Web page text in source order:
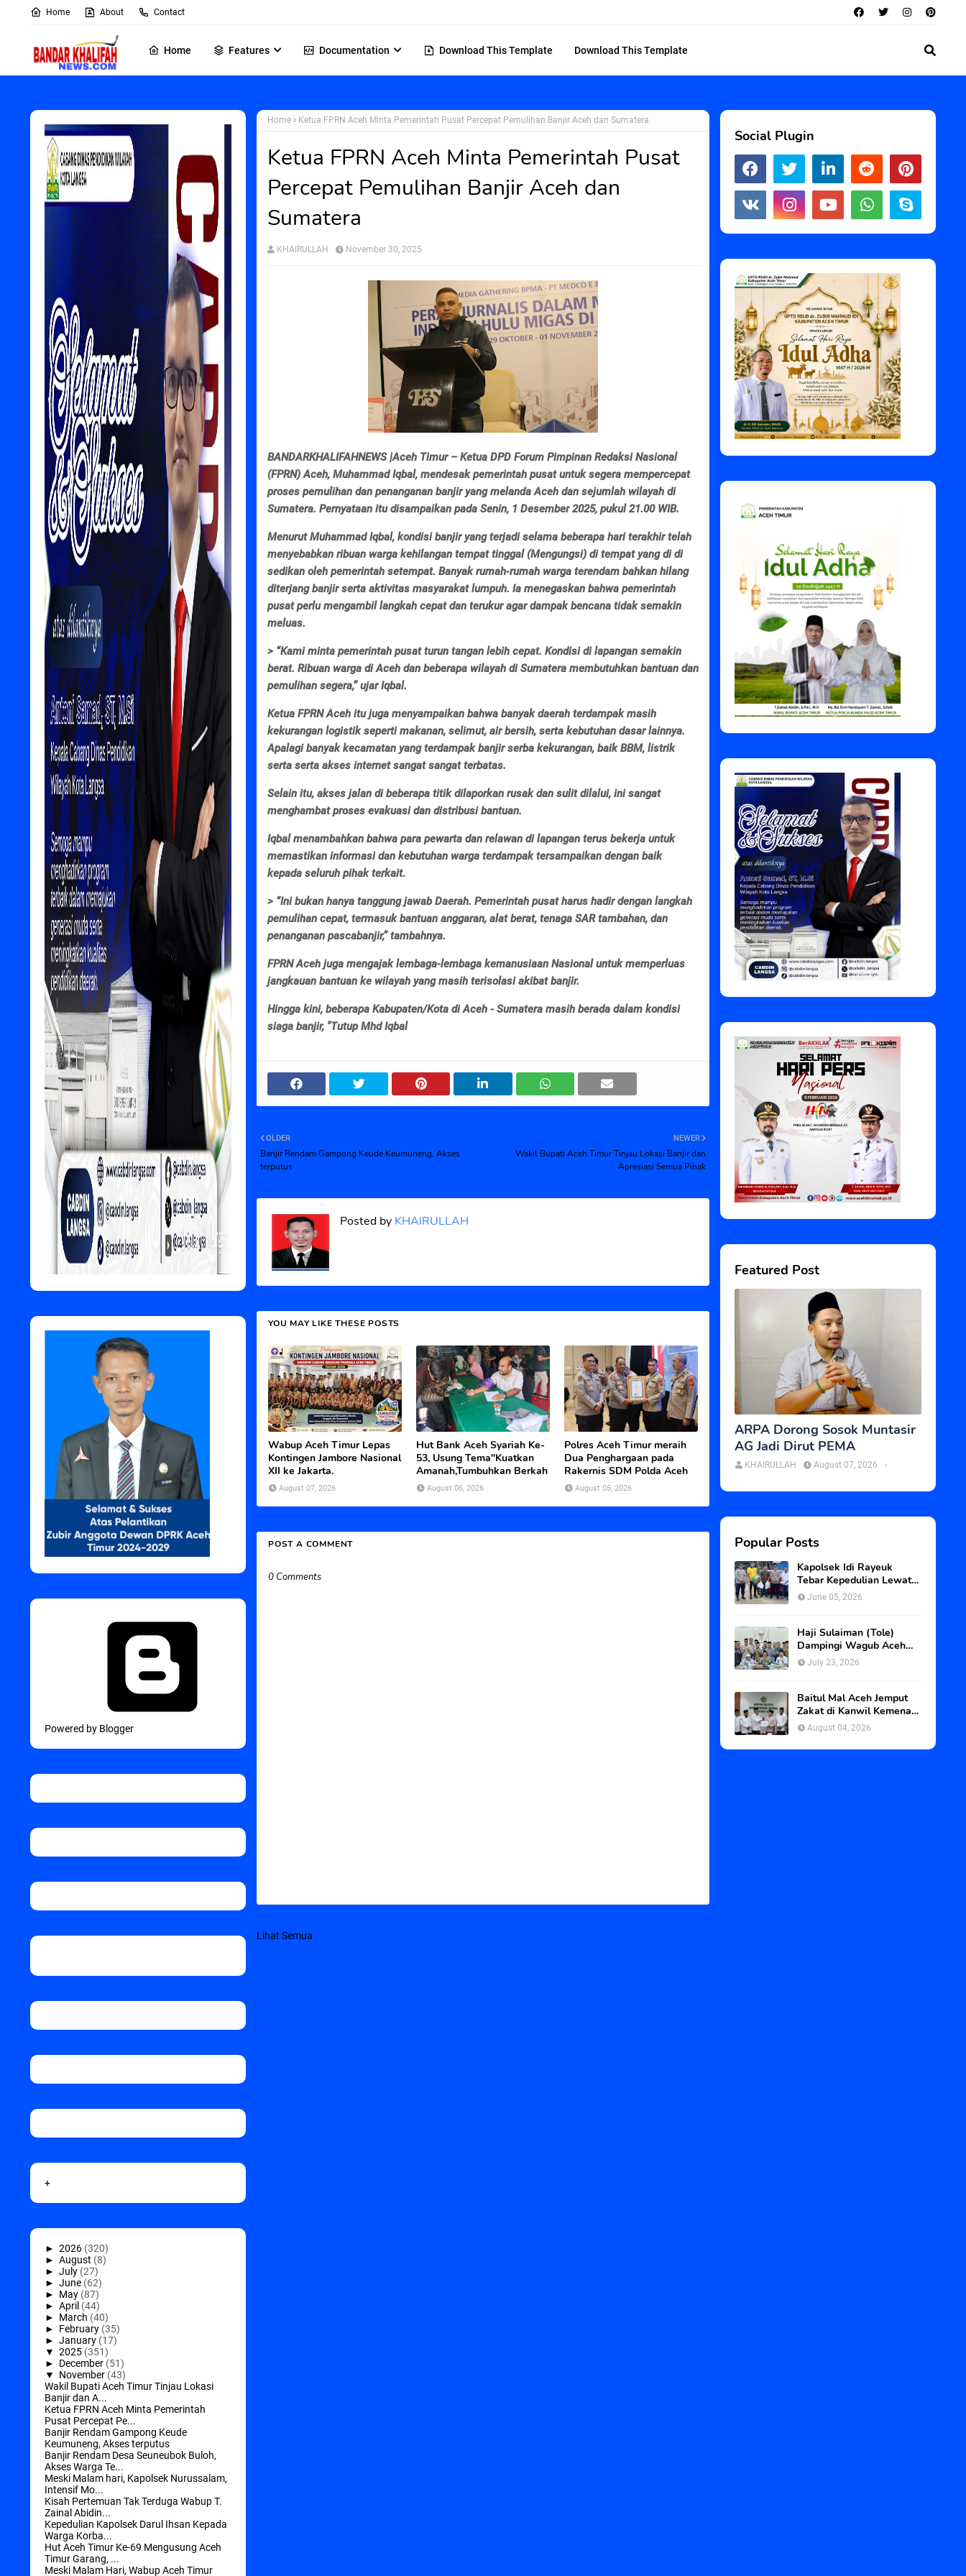
Home About Contact
Home Features Documentation Download This Template Download This Template
Powered by Blogger
+
► 2026 (320)
► August (8)
► July (27)
► June (62)
► May (87)
► April (44)
► March (40)
► February (35)
► January (17)
▼ 2025 (351)
► December (51)
▼
November (43)
Wakil Bupati Aceh Timur Tinjau Lokasi
Banjir dan A...
Ketua FPRN Aceh Minta Pemerintah
Pusat Percepat Pe...
Banjir Rendam Gampong Keude
Keumuneng, Akses terputus
Banjir Rendam Desa Seuneubok Buloh,
Akses Warga Te...
Meski Malam hari, Kapolsek Nurussalam,
Intensif Mo...
Kisah Pertemuan Tak Terduga Wabup T.
Zainal Abidin...
Kepedulian Kapolsek Darul Ihsan Kepada
Warga Korba...
Hut Aceh Timur Ke-69 Mengusung Aceh
Timur Garang, ...
Meski Malam Hari, Wabup Aceh Timur
Home Ketua FPRN Aceh Minta Pemerintah Pusat Percepat Pemulihan Banjir Aceh dan Sumatera
Ketua FPRN Aceh Minta Pemerintah Pusat
Percepat Pemulihan Banjir Aceh dan
Sumatera
KHAIRULLAH November 30, 2025
BANDARKHALIFAHNEWS |Aceh Timur – Ketua DPD Forum Pimpinan Redaksi Nasional
(FPRN) Aceh, Muhammad Iqbal, mendesak pemerintah pusat untuk segera mempercepat
proses pemulihan dan penanganan banjir yang melanda Aceh dan sejumlah wilayah di
Sumatera. Pernyataan itu disampaikan pada Senin, 1 Desember 2025, pukul 21.00 WIB.
Menurut Muhammad Iqbal, kondisi banjir yang terjadi selama beberapa hari terakhir telah
menyebabkan ribuan warga kehilangan tempat tinggal (Mengungsi) di tempat yang di di
sedikan oleh pemerintah setempat. Banyak rumah-rumah warga terendam bahkan hilang
diterjang banjir serta aktivitas masyarakat lumpuh. Ia menegaskan bahwa pemerintah
pusat perlu mengambil langkah cepat dan terukur agar dampak bencana tidak semakin
meluas.
> “Kami minta pemerintah pusat turun tangan lebih cepat. Kondisi di lapangan semakin
berat. Ribuan warga di Aceh dan beberapa wilayah di Sumatera membutuhkan bantuan dan
pemulihan segera,” ujar Iqbal.
Ketua FPRN Aceh itu juga menyampaikan bahwa banyak daerah terdampak masih
kekurangan logistik seperti makanan, selimut, air bersih, serta kebutuhan dasar lainnya.
Apalagi banyak kecamatan yang terdampak banjir serba kekurangan, baik BBM, listrik
serta serta akses internet sangat sangat terbatas.
Selain itu, akses jalan di beberapa titik dilaporkan rusak dan sulit dilalui, ini sangat
menghambat proses evakuasi dan distribusi bantuan.
Iqbal menambahkan bahwa para pewarta dan relawan di lapangan terus bekerja untuk
memastikan informasi dan kebutuhan warga terdampak tersampaikan dengan baik
kepada seluruh pihak terkait.
> “Ini bukan hanya tanggung jawab Daerah. Pemerintah pusat harus hadir dengan langkah
pemulihan cepat, termasuk bantuan anggaran, alat berat, tenaga SAR tambahan, dan
penanganan pascabanjir,” tambahnya.
FPRN Aceh juga mengajak lembaga-lembaga kemanusiaan Nasional untuk memperluas
jangkauan bantuan ke wilayah yang masih terisolasi akibat banjir.
Hingga kini, beberapa Kabupaten/Kota di Aceh - Sumatera masih berada dalam kondisi
siaga banjir, "Tutup Mhd Iqbal
NEWER
Wakil Bupati Aceh Timur Tinjau Lokasi Banjir dan
Apresiasi Semua Pihak
OLDER
Banjir Rendam Gampong Keude Keumuneng, Akses
terputus
Posted by KHAIRULLAH
YOU MAY LIKE THESE POSTS
Wabup Aceh Timur Lepas
Kontingen Jambore Nasional
XII ke Jakarta.
August 07, 2026
Hut Bank Aceh Syariah Ke-
53, Usung Tema"Kuatkan
Amanah,Tumbuhkan Berkah
August 06, 2026
Polres Aceh Timur meraih
Dua Penghargaan pada
Rakernis SDM Polda Aceh
August 05, 2026
POST A COMMENT
0 Comments
Lihat Semua
Social Plugin
Featured Post
ARPA Dorong Sosok Muntasir
AG Jadi Dirut PEMA
KHAIRULLAH -
August 07, 2026
Popular Posts
Kapolsek Idi Rayeuk
Tebar Kepedulian Lewat
Program Jum’at Berkah
June 05, 2026
Haji Sulaiman (Tole)
Dampingi Wagub Aceh
dan Abu Paya Pasi ke
BWI, Kawal Status Tanah
July 23, 2026
Baitul Mal Aceh Jemput
Zakat di Kanwil Kemenag
Aceh
August 04, 2026